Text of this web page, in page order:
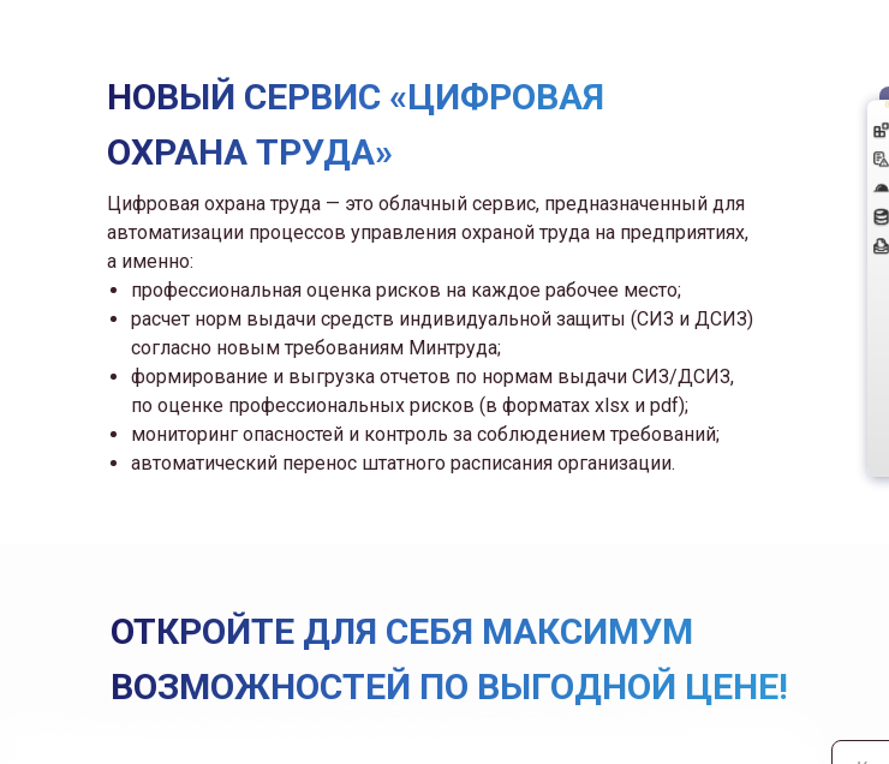
Цифровая охрана труда — это облачный сервис, предназначенный для
автоматизации процессов управления охраной труда на предприятиях,
а именно:
профессиональная оценка рисков на каждое рабочее место;
расчет норм выдачи средств индивидуальной защиты (СИЗ и ДСИЗ)
согласно новым требованиям Минтруда;
формирование и выгрузка отчетов по нормам выдачи СИЗ/ДСИЗ,
по оценке профессиональных рисков (в форматах xlsx и pdf);
мониторинг опасностей и контроль за соблюдением требований;
автоматический перенос штатного расписания организации.
НОВЫЙ СЕРВИС «ЦИФРОВАЯ
ОХРАНА ТРУДА»
ОТКРОЙТЕ ДЛЯ СЕБЯ МАКСИМУМ
ВОЗМОЖНОСТЕЙ ПО ВЫГОДНОЙ ЦЕНЕ!